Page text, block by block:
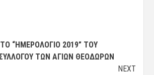
“ΗΜΕΡΟΛΌΓΙΟ 2019” ΤΟΥ
ΤΩΝ ΑΓΊΩΝ ΘΕΟΔΏΡΩΝ
NEXT